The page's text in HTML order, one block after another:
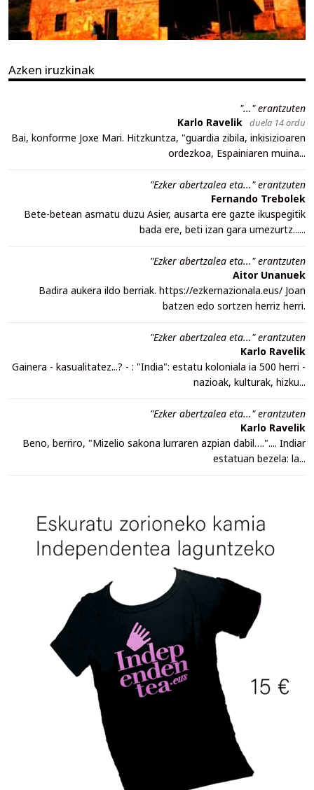
Azken iruzkinak
"..." erantzuten
Karlo Ravelik duela 14 ordu
Bai, konforme Joxe Mari. Hitzkuntza, "guardia zibila, inkisizioaren
ordezkoa, Espainiaren muina...
"Ezker abertzalea eta..." erantzuten
Fernando Trebolek
Bete-betean asmatu duzu Asier, ausarta ere gazte ikuspegitik
bada ere, beti izan gara umezurtz......
"Ezker abertzalea eta..." erantzuten
Aitor Unanuek
Badira aukera ildo berriak. https://ezkernazionala.eus/ Joan
batzen edo sortzen herriz herri.
"Ezker abertzalea eta..." erantzuten
Karlo Ravelik
Gainera - kasualitatez...? - : "India": estatu koloniala ia 500 herri -
nazioak, kulturak, hizku...
"Ezker abertzalea eta..." erantzuten
Karlo Ravelik
Beno, berriro, "Mizelio sakona lurraren azpian dabil….".... Indiar
estatuan bezela: la...